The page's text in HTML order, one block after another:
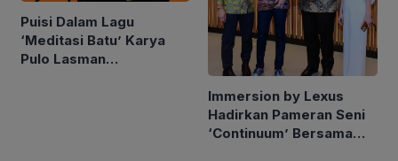
Puisi Dalam Lagu
‘Meditasi Batu’ Karya
Pulo Lasman
Immersion by Lexus
Hadirkan Pameran Seni
‘Continuum’ Bersama